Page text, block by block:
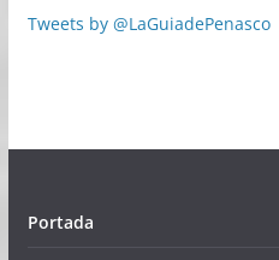
Tweets by @LaGuiadePenasco
Portada